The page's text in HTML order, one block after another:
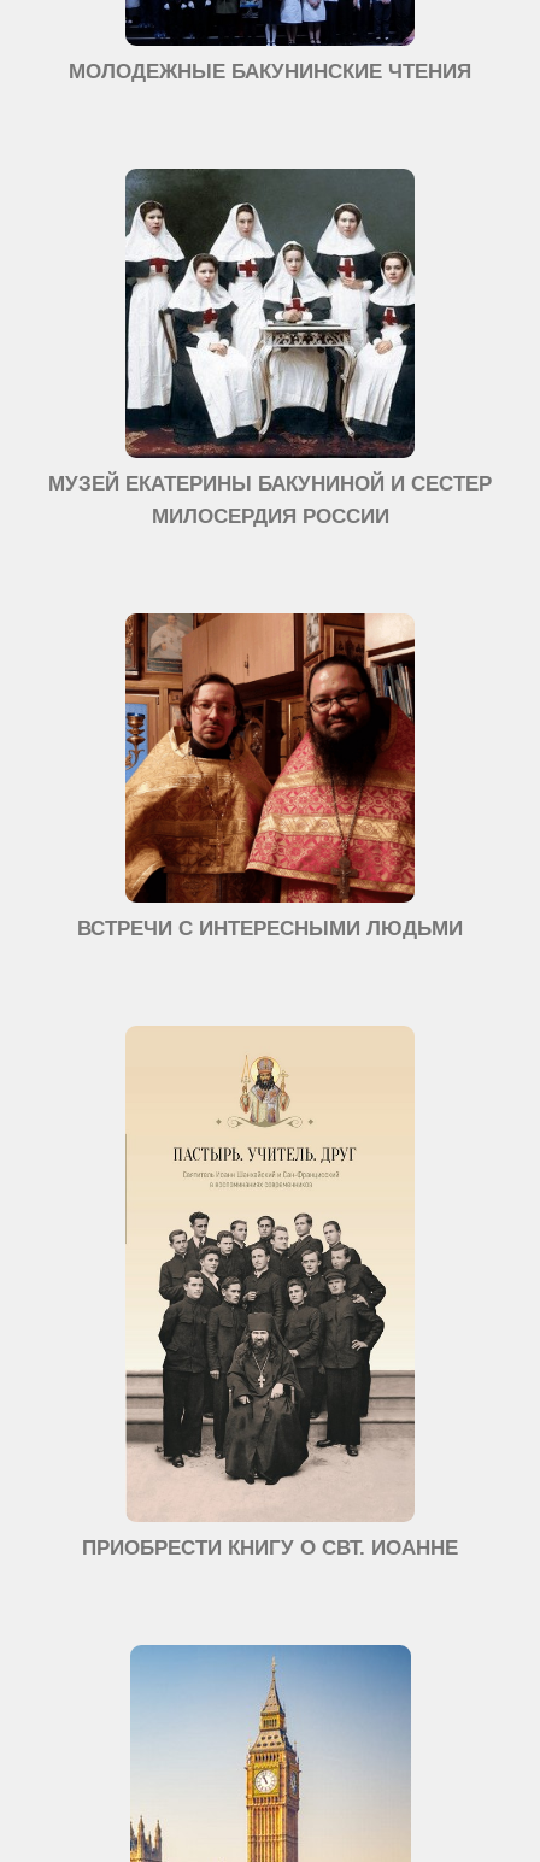
МОЛОДЕЖНЫЕ БАКУНИНСКИЕ ЧТЕНИЯ
МУЗЕЙ ЕКАТЕРИНЫ БАКУНИНОЙ И СЕСТЕР
МИЛОСЕРДИЯ РОССИИ
ВСТРЕЧИ С ИНТЕРЕСНЫМИ ЛЮДЬМИ
ПРИОБРЕСТИ КНИГУ О СВТ. ИОАННЕ